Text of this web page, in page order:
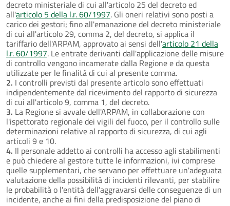
decreto ministeriale di cui all'articolo 25 del decreto ed
all'articolo 5 della l.r. 60/1997. Gli oneri relativi sono posti a
carico dei gestori; fino all'emanazione del decreto ministeriale
di cui all'articolo 29, comma 2, del decreto, si applica il
tariffario dell'ARPAM, approvato ai sensi dell'articolo 21 della
l.r. 60/1997. Le entrate derivanti dall'applicazione delle misure
di controllo vengono incamerate dalla Regione e da questa
utilizzate per le finalità di cui al presente comma.
2. I controlli previsti dal presente articolo sono effettuati
indipendentemente dal ricevimento del rapporto di sicurezza
di cui all'articolo 9, comma 1, del decreto.
3. La Regione si avvale dell'ARPAM, in collaborazione con
l'ispettorato regionale dei vigili del fuoco, per il controllo sulle
determinazioni relative al rapporto di sicurezza, di cui agli
articoli 9 e 10.
4. Il personale addetto ai controlli ha accesso agli stabilimenti
e può chiedere al gestore tutte le informazioni, ivi comprese
quelle supplementari, che servano per effettuare un'adeguata
valutazione della possibilità di incidenti rilevanti, per stabilire
le probabilità o l'entità dell'aggravarsi delle conseguenze di un
incidente, anche ai fini della predisposizione del piano di